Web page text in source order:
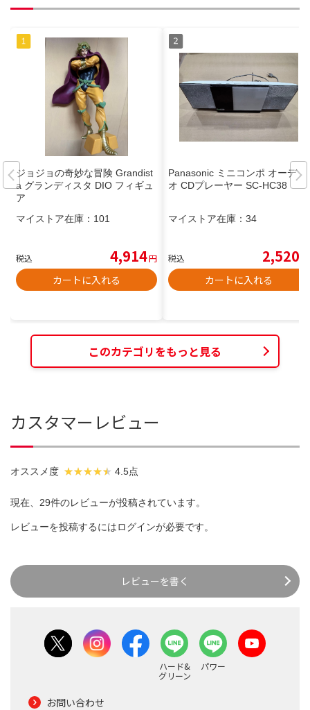
ジョジョの奇妙な冒険 Grandist
a グランディスタ DIO フィギュ
ア
マイストア在庫： 101
税込 4,914円
カートに入れる
Panasonic ミニコンポ オーディ
オ CDプレーヤー SC-HC38
マイストア在庫： 34
税込 2,520
カートに入れる
このカテゴリをもっと見る
カスタマーレビュー
オススメ度 4.5点
現在、29件のレビューが投稿されています。
レビューを投稿するにはログインが必要です。
レビューを書く
ハード&
グリーン
パワー
お問い合わせ